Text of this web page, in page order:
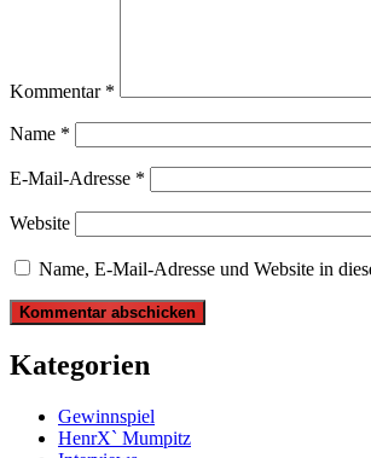
Kommentar *
Name *
E-Mail-Adresse *
Website
Name, E-Mail-Adresse und Website in
Kategorien
Gewinnspiel
HenrX` Mumpitz